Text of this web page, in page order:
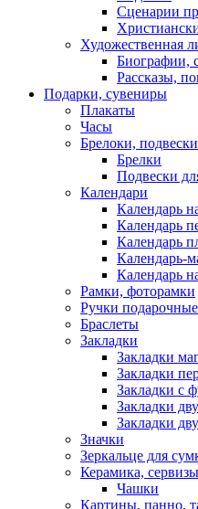
Сценарии
Художественная
Биографии,
Рассказы,
Подарки, сувениры
Плакаты
Часы
Брелоки, подвески
Брелки
Подвески
Календари
Календарь
Календарь
Календарь
Календарь-
Календарь
Рамки, фоторамки
Ручки подарочные
Браслеты
Закладки
Закладки
Закладки
Закладки с
Закладки
Закладки
Значки
Зеркальце для
Керамика,
Чашки
Картины, панно,